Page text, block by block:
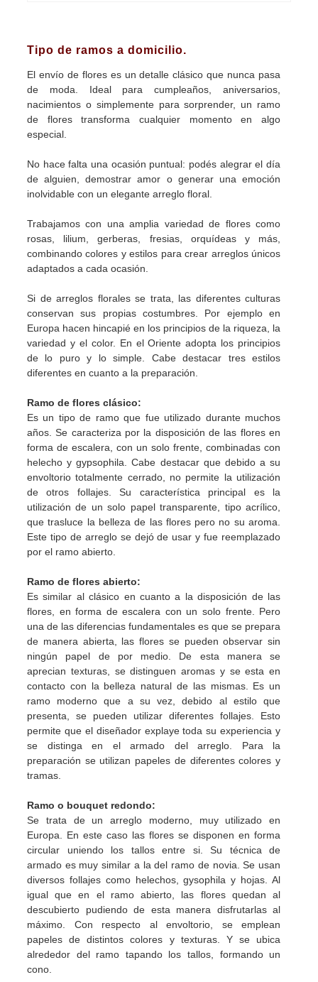
Tipo de ramos a domicilio.
El envío de flores es un detalle clásico que nunca pasa
de moda. Ideal para cumpleaños, aniversarios,
nacimientos o simplemente para sorprender, un ramo
de flores transforma cualquier momento en algo
especial.
No hace falta una ocasión puntual: podés alegrar el día
de alguien, demostrar amor o generar una emoción
inolvidable con un elegante arreglo floral.
Trabajamos con una amplia variedad de flores como
rosas, lilium, gerberas, fresias, orquídeas y más,
combinando colores y estilos para crear arreglos únicos
adaptados a cada ocasión.
Si de arreglos florales se trata, las diferentes culturas
conservan sus propias costumbres. Por ejemplo en
Europa hacen hincapié en los principios de la riqueza, la
variedad y el color. En el Oriente adopta los principios
de lo puro y lo simple. Cabe destacar tres estilos
diferentes en cuanto a la preparación.
Ramo de flores clásico:
Es un tipo de ramo que fue utilizado durante muchos
años. Se caracteriza por la disposición de las flores en
forma de escalera, con un solo frente, combinadas con
helecho y gypsophila. Cabe destacar que debido a su
envoltorio totalmente cerrado, no permite la utilización
de otros follajes. Su característica principal es la
utilización de un solo papel transparente, tipo acrílico,
que trasluce la belleza de las flores pero no su aroma.
Este tipo de arreglo se dejó de usar y fue reemplazado
por el ramo abierto.
Ramo de flores abierto:
Es similar al clásico en cuanto a la disposición de las
flores, en forma de escalera con un solo frente. Pero
una de las diferencias fundamentales es que se prepara
de manera abierta, las flores se pueden observar sin
ningún papel de por medio. De esta manera se
aprecian texturas, se distinguen aromas y se esta en
contacto con la belleza natural de las mismas. Es un
ramo moderno que a su vez, debido al estilo que
presenta, se pueden utilizar diferentes follajes. Esto
permite que el diseñador explaye toda su experiencia y
se distinga en el armado del arreglo. Para la
preparación se utilizan papeles de diferentes colores y
tramas.
Ramo o bouquet redondo:
Se trata de un arreglo moderno, muy utilizado en
Europa. En este caso las flores se disponen en forma
circular uniendo los tallos entre si. Su técnica de
armado es muy similar a la del ramo de novia. Se usan
diversos follajes como helechos, gysophila y hojas. Al
igual que en el ramo abierto, las flores quedan al
descubierto pudiendo de esta manera disfrutarlas al
máximo. Con respecto al envoltorio, se emplean
papeles de distintos colores y texturas. Y se ubica
alrededor del ramo tapando los tallos, formando un
cono.